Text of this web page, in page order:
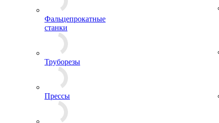
Фальцепрокатные
станки
Труборезы
Прессы